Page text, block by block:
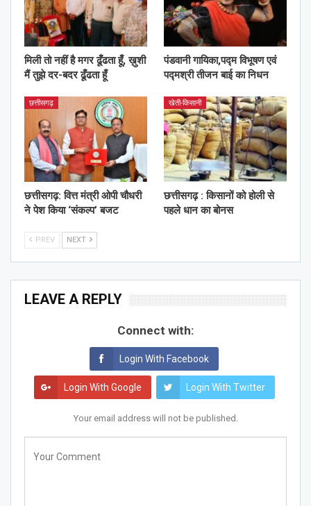
मिली तो नहीं है मगर ढूँढता हूँ, ख़ुशी
मैं तुझे दर-बदर ढूँढता हूँ
पंडवानी गायिका,पद्म विभूषण एवं
पद्मश्री तीजन बाई का निधन
छत्तीसगढ़
छत्तीसगढ़: वित्त मंत्री ओपी चौधरी
ने पेश किया ‘संकल्प’ बजट
खेती-किसानी
छत्तीसगढ़ : किसानों को होली से
पहले धान का बोनस
PREV NEXT
LEAVE A REPLY
Connect with:
Login With Facebook
Login With Google Login With Twitter
Your email address will not be published.